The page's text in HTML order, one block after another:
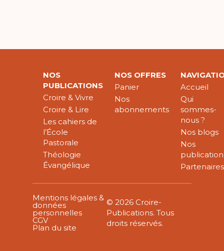
NOS
PUBLICATIONS
Croire & Vivre
Croire & Lire
Les cahiers de
l’École
Pastorale
Théologie
Évangélique
NOS OFFRES
Panier
Nos
abonnements
Accueil
Qui
sommes-
nous ?
Nos blogs
Nos
Partenaires
Mentions légales &
données
personnelles
CGV
Plan du site
© 2026 Croire-
Publications. Tous
droits réservés.